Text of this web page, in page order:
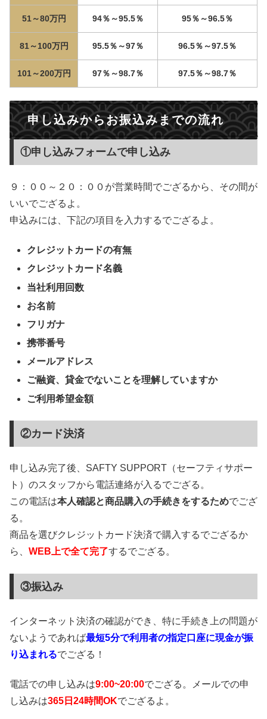
51～80万円 94％～95.5％ 95％～96.5％
81～100万円 95.5％～97％ 96.5％～97.5％
101～200万円 97％～98.7％ 97.5％～98.7％
申し込みからお振込みまでの流れ
①申し込みフォームで申し込み
９：００～２０：００が営業時間でござるから、その間が
いいでござるよ。
申込みには、下記の項目を入力するでござるよ。
クレジットカードの有無
クレジットカード名義
当社利用回数
お名前
フリガナ
携帯番号
メールアドレス
ご融資、貸金でないことを理解していますか
ご利用希望金額
②カード決済
申し込み完了後、SAFTY SUPPORT（セーフティサポー
ト）のスタッフから電話連絡が入るでござる。
この電話は本人確認と商品購入の手続きをするためでござ
る。
商品を選びクレジットカード決済で購入するでござるか
ら、 WEB上で全て完了するでござる。
③振込み
インターネット決済の確認ができ、特に手続き上の問題が
ないようであれば最短5分で利用者の指定口座に現金が振
り込まれるでござる！
電話での申し込みは9:00~20:00でござる。メールでの申
し込みは365日24時間OKでござるよ。